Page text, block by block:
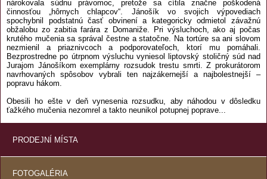
nárokovala súdnu právomoc, pretože sa cítila značne poškodená
činnosťou „hôrnych chlapcov“. Jánošík vo svojich výpovediach
spochybnil podstatnú časť obvinení a kategoricky odmietol závažnú
obžalobu zo zabitia farára z Domaniže. Pri výsluchoch, ako aj počas
krutého mučenia sa správal čestne a statočne. Na tortúre sa ani slovom
nezmienil a priaznivcoch a podporovateľoch, ktorí mu pomáhali.
Bezprostredne po útrpnom výsluchu vyniesol liptovský stoličný súd nad
Jurajom Jánošíkom exemplárny rozsudok trestu smrti. Z prokurátorom
navrhovaných spôsobov vybrali ten najzákernejší a najbolestnejší –
popravu hákom.
Obesili ho ešte v deň vynesenia rozsudku, aby náhodou v dôsledku
ťažkého mučenia nezomrel a takto neunikol potupnej poprave...
PRODEJNÍ MÍSTA
FOTOGALÉRIA